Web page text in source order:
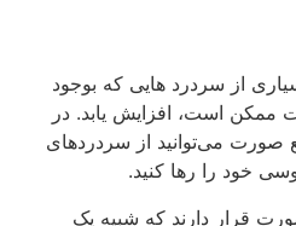
از سردرد هایی که بوجود
است، افزایش یابد. در
می‌توانید از سردردهای
را رها کنید.
دارند که شبیه یک